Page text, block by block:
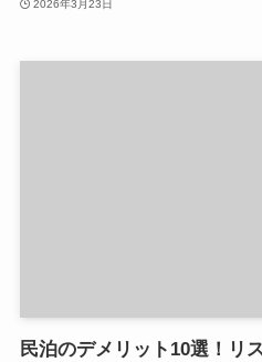
2026年3月23日
民泊のデメリット10選！リ